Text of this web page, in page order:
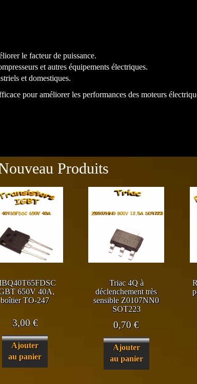
le facteur de puissance.
et autres équipements électriques.
et domestiques.
pour améliorer les performances des moteurs
Produits
650V 40A,
boîtier TO-247
3,00€
Ajouter
au panier
Triac 4Q à
déclenchement très
sensible Z0107NN0
SOT223
0,70€
Ajouter
au panier